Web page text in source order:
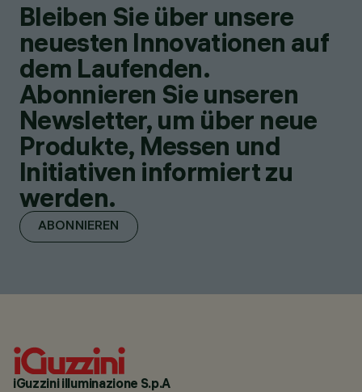
Bleiben Sie über unsere
neuesten Innovationen auf
dem Laufenden.
Abonnieren Sie unseren
Newsletter, um über neue
Produkte, Messen und
Initiativen informiert zu
werden.
ABONNIEREN
iGuzzini illuminazione S.p.A